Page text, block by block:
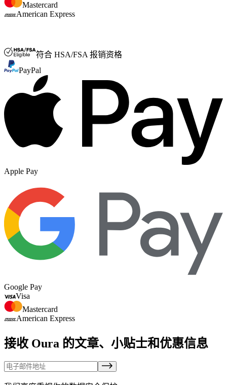
Mastercard
American Express
符合 HSA/FSA 报销资格
PayPal
Apple Pay
Google Pay
Visa
Mastercard
American Express
接收 Oura 的文章、小贴士和优惠信息